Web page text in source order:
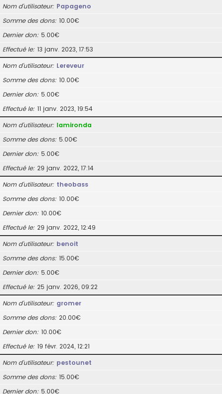
Nom d’utilisateur Papageno
Somme des dons 10.00€
Dernier don 5.00€
Effectué le 13 janv. 2023, 17:53
Nom d’utilisateur Lereveur
Somme des dons 10.00€
Dernier don 5.00€
Effectué le 11 janv. 2023, 19:54
Nom d’utilisateur lamironda
Somme des dons 5.00€
Dernier don 5.00€
Effectué le 29 janv. 2022, 17:14
Nom d’utilisateur theobass
Somme des dons 10.00€
Dernier don 10.00€
Effectué le 29 janv. 2022, 12:49
Nom d’utilisateur benoit
Somme des dons 15.00€
Dernier don 5.00€
Effectué le 25 janv. 2026, 09:22
Nom d’utilisateur gromer
Somme des dons 20.00€
Dernier don 10.00€
Effectué le 19 févr. 2024, 12:21
Nom d’utilisateur pestounet
Somme des dons 15.00€
Dernier don 5.00€